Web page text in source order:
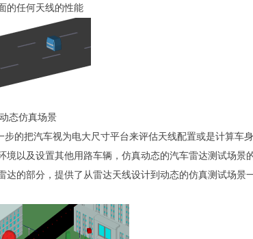
的任何天线的性能
态仿真场景
的把汽车视为电大尺寸平台来评估天线配置或是计算车
境以及设置其他用路车辆，仿真动态的汽车雷达测试场景
达的部分，提供了从雷达天线设计到动态的仿真测试场